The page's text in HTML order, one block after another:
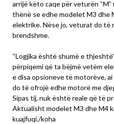
arrijë këto caqe për veturën
thënë se edhe modelet M3 dhe
elektrike. Nëse jo, veturat do të
brendshme.
“Logjika është shumë e
përpiqemi që ta bëjmë vetëm
e disa opsioneve të motorëve,
do të ofrojë edhe motorë me
Sipas tij, nuk është reale që të
Aktualisht modelet M3 dhe M4
kuajfuqi./koha